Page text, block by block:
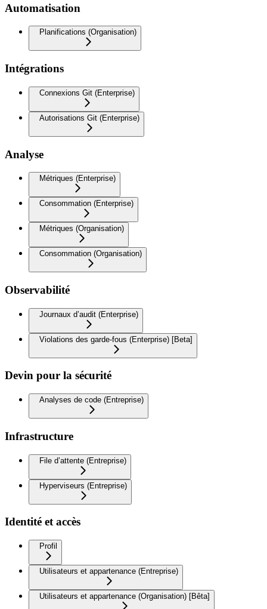
Automatisation
Planifications (Organisation)
Intégrations
Connexions Git (Enterprise)
Autorisations Git (Enterprise)
Analyse
Métriques (Enterprise)
Consommation (Enterprise)
Métriques (Organisation)
Consommation (Organisation)
Observabilité
Journaux d’audit (Enterprise)
Violations des garde-fous (Enterprise) [Beta]
Devin pour la sécurité
Analyses de code (Entreprise)
Infrastructure
File d’attente (Entreprise)
Hyperviseurs (Entreprise)
Identité et accès
Profil
Utilisateurs et appartenance (Entreprise)
Utilisateurs et appartenance (Organisation) [Bêta]